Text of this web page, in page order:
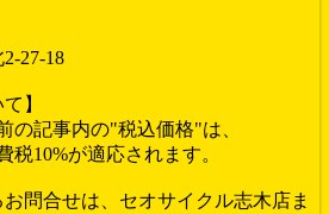
27-18
】
の記事内の"税込価格"は、
税10%が適応されます。
問合せは、セオサイクル志木店ま